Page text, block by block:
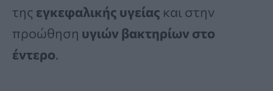
της εγκεφαλικής υγείας και στην
προώθηση υγιών βακτηρίων στο
έντερο.